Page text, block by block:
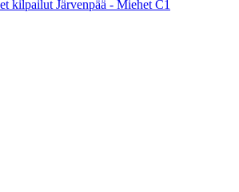
kilpailut Järvenpää - Miehet C1